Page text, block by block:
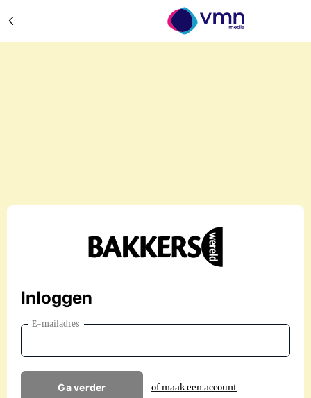
Inloggen
E-mailadres
Ga verder of maak een account